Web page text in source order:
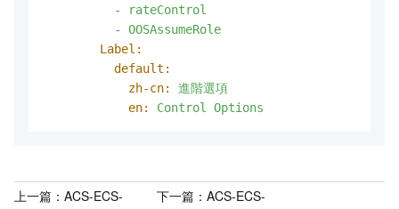
-
rateControl
-
OOSAssumeRole
Label:
default:
zh-cn:
進階選項
en:
Control Options
上一篇： ACS-ECS-
下一篇： ACS-ECS-